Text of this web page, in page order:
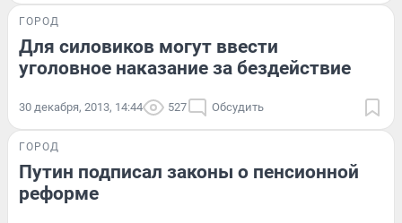
ГОРОД
Для силовиков могут ввести
уголовное наказание за бездействие
30 декабря, 2013, 14:44 527 Обсудить
ГОРОД
Путин подписал законы о пенсионной
реформе